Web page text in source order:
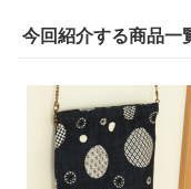
今回紹介する商品一